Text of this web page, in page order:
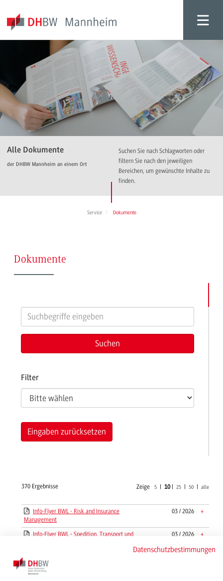
Alle Dokumente
der DHBW Mannheim an einem Ort
Suchen Sie nach Schlagworten oder
filtern Sie nach den jeweiligen
Bereichen, um gewünschte Inhalte zu
finden.
Service Dokumente
Dokumente
Filter
Eingaben zurücksetzen
370 Ergebnisse Zeige 5| 10| 25| 50| alle
Info-Flyer BWL - Risk and Insurance
Management
03 / 2026 +
Info-Flyer BWL - Spedition, Transport und
03 / 2026 +
Bioingenieurwesen
Datenschutzbestimmungen